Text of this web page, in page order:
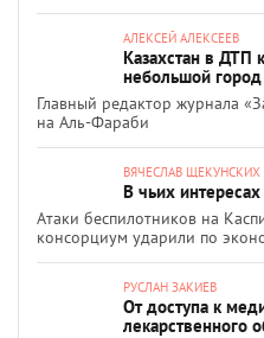
АЛЕКСЕЙ АЛЕКСЕЕВ
Казахстан в ДТП
небольшой город
Главный редактор журнала
на Аль-Фараби
ВЯЧЕСЛАВ ЩЕКУНСКИХ
В чьих
Атаки беспилотников на
консорциум ударили по
РУСЛАН ЗАКИЕВ
От доступа к
лекарственного